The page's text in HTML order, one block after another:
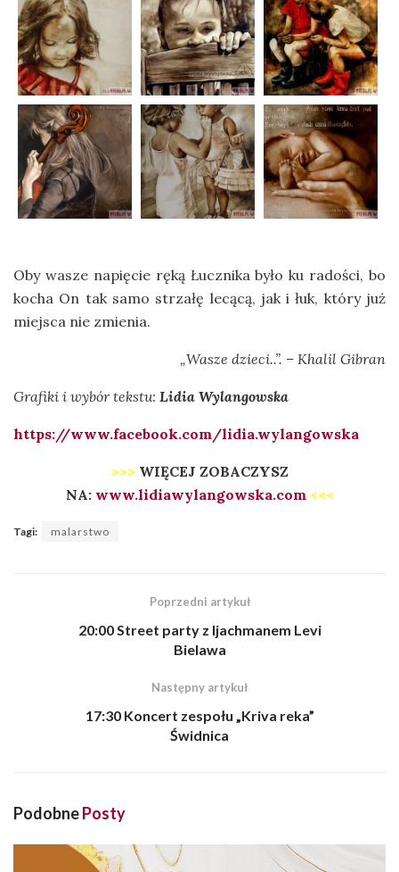
Oby wasze napięcie ręką Łucznika było ku radości, bo
kocha On tak samo strzałę lecącą, jak i łuk, który już
miejsca nie zmienia.
„Wasze dzieci..”. – Khalil Gibran
Grafiki i wybór tekstu: Lidia Wylangowska
https://www.facebook.com/lidia.wylangowska
>>> WIĘCEJ ZOBACZYSZ
NA: www.lidiawylangowska.com <<<
Tagi: malarstwo
Poprzedni artykuł
20:00 Street party z Ijachmanem Levi
Bielawa
Następny artykuł
17:30 Koncert zespołu „Kriva reka”
Świdnica
PodobnePosty